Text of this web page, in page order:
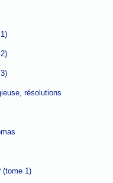
résolutions
(tome 1)